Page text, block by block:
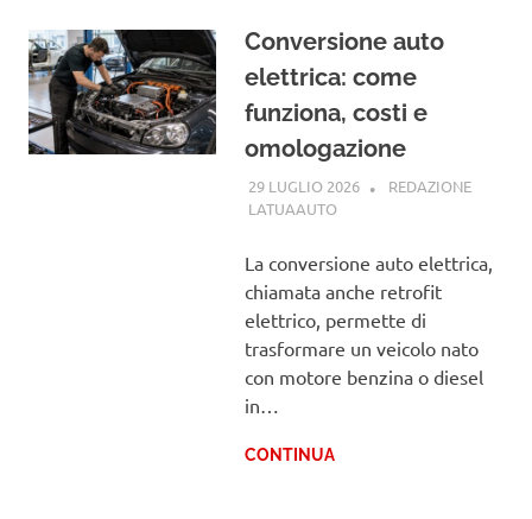
Conversione auto
elettrica: come
funziona, costi e
omologazione
29 LUGLIO 2026
REDAZIONE
LATUAAUTOGUIDE
La conversione auto elettrica,
chiamata anche retrofit
elettrico, permette di
trasformare un veicolo nato
con motore benzina o diesel
in…
CONTINUA